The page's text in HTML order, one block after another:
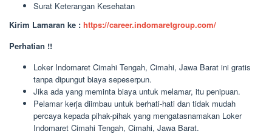
Surat Keterangan Kesehatan
Kirim Lamaran ke : https://career.indomaretgroup.com/
Perhatian !!
Loker Indomaret Cimahi Tengah, Cimahi, Jawa Barat ini gratis
tanpa dipungut biaya sepeserpun.
Jika ada yang meminta biaya untuk melamar, itu penipuan.
Pelamar kerja diimbau untuk berhati-hati dan tidak mudah
percaya kepada pihak-pihak yang mengatasnamakan Loker
Indomaret Cimahi Tengah, Cimahi, Jawa Barat.